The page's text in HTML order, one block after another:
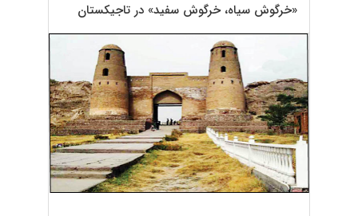
«خرگوش سیاه، ‌خرگوش سفید» در تاجیکستان